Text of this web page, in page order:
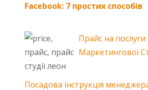
Facebook: 7 простих способів
Прайс на послуги
Маркетингової
Посадова інструкція